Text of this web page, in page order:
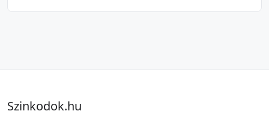
Szinkodok.hu